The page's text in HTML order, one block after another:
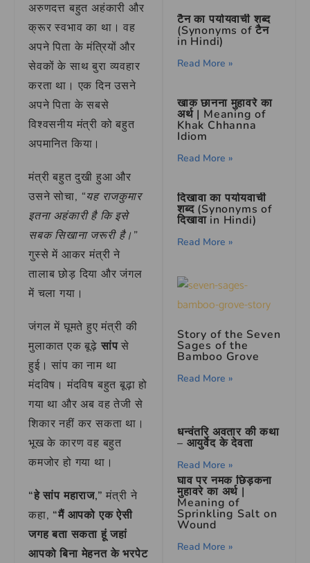
अरुणदत्त बहुत अहंकारी और
क्रूर स्वभाव का था। वह
अपने पिता के मंत्रियों और
सेवकों के साथ बुरा व्यवहार
करता था। एक दिन उसने
अपने पिता के सबसे
विश्वसनीय मंत्री को बहुत
अपमानित किया।
मंत्री बहुत दुखी हुआ और
उसने सोचा, “यह राजकुमार
इतना अहंकारी है कि इसे
सबक सिखाना जरूरी है।”
गुस्से में आकर मंत्री ने
तालाब छोड़ दिया और जंगल
में चला गया।
जंगल में घूमते हुए मंत्री की
मुलाकात एक बूढ़े सांपसे
हुई। सांप का नाम था
मंदविष। मंदविष बहुत बूढ़ा हो
गया था और अब वह तेजी से
शिकार नहीं कर सकता था।
भूख के कारण वह बहुत
कमजोर हो गया था।
“हे सांप महाराज,” मंत्री ने
कहा, “मैं आपको एक ऐसी
जगह बता सकता हूं जहां
आपको बिना मेहनत के भरपेट
टैन का पर्यायवाची शब्द
(Synonyms of टैन
in Hindi)
Read More »
खाक छानना मुहावरे का
अर्थ | Meaning of
Khak Chhanna
Idiom
Read More »
दिखावा का पर्यायवाची
शब्द (Synonyms of
दिखावा in Hindi)
Read More »
Story of the Seven
Sages of the
Bamboo Grove
Read More »
धन्वंतरि अवतार की कथा
– आयुर्वेद के देवता
Read More »
घाव पर नमक छिड़कना
मुहावरे का अर्थ |
Meaning of
Sprinkling Salt on
Wound
Read More »